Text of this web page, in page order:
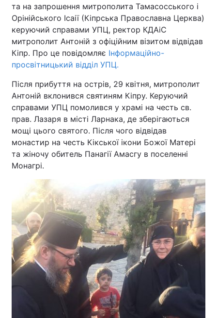
та на запрошення митрополита Тамасосського і
Орінійського Ісаії (Кіпрська Православна Церква)
керуючий справами УПЦ, ректор КДАіС
митрополит Антоній з офіційним візитом відвідав
Кіпр. Про це повідомляє Інформаційно-
просвітницький відділ УПЦ.
Після прибуття на острів, 29 квітня, митрополит
Антоній вклонився святиням Кіпру. Керуючий
справами УПЦ помолився у храмі на честь св.
прав. Лазаря в місті Ларнака, де зберігаються
мощі цього святого. Після чого відвідав
монастир на честь Кікської ікони Божої Матері
та жіночу обитель Панагії Амасгу в поселенні
Монагрі.